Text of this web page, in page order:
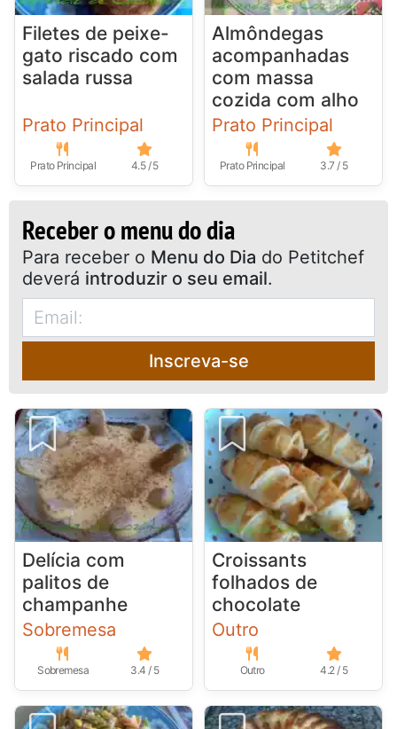
Filetes de peixe-
gato riscado com
salada russa
Prato Principal
Prato Principal 4.5 / 5
Almôndegas
acompanhadas
com massa
cozida com alho
Prato Principal
Prato Principal 3.7 / 5
Receber o menu do dia
Para receber o Menu do Dia do Petitchef
deverá introduzir o seu email.
Inscreva-se
Delícia com
palitos de
champanhe
Sobremesa
Sobremesa 3.4 / 5
Croissants
folhados de
chocolate
Outro
Outro 4.2 / 5